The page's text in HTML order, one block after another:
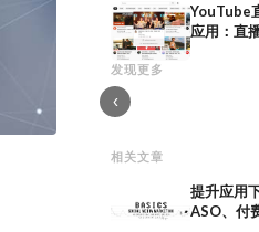
YouTube
应用：直
发现更多
‹
营销中的实时评论
互动
营销中的实时评论：实时
相关文章
提升应用
ASO、付